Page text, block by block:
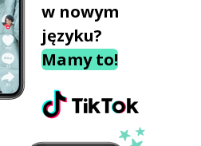
w nowym
języku?
Mamy to!